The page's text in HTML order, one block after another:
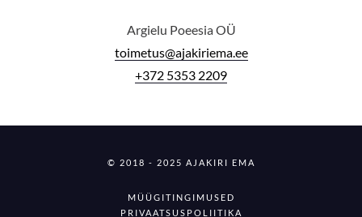
Argielu Poeesia OÜ
toimetus@ajakiriema.ee
+372 5353 2209
© 2018 - 2025 AJAKIRI EMA
MÜÜGITINGIMUSED
PRIVAATSUSPOLIITIKA